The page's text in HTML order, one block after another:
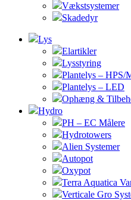
Vækstsystemer
Skadedyr
Lys
Elartikler
Lysstyring
Plantelys – HPS/
Plantelys – LED
Ophæng &
Hydro
PH – EC Målere
Hydrotowers
Alien Systemer
Autopot
Oxypot
Terra Aquatica
Verticale Gro